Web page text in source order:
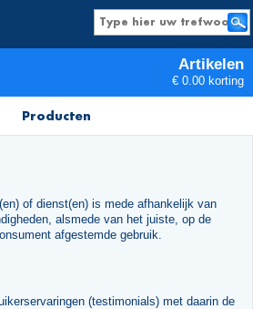
Artikelen
€ 0.00 korting
Producten
of dienst(en) is mede afhankelijk van
alsmede van het juiste, op de
afgestemde gebruik.
(testimonials) met daarin de